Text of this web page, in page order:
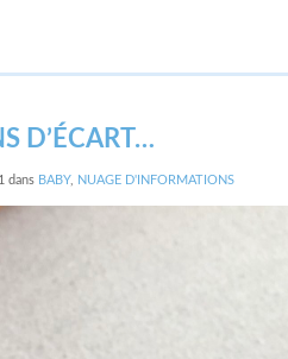
D’ÉCART…
dans BABY, NUAGE D'INFORMATIONS